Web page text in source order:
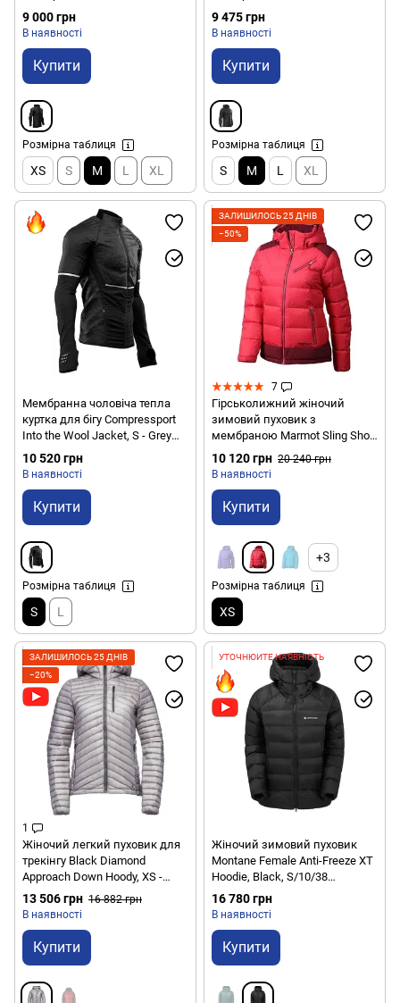
M (HWP-JKT-25/94992M)
9 000 грн
В наявності
Купити
Розмірна таблиця
XS S M L XL
M (CMS AM00009B.990-M)
9 475 грн
В наявності
Купити
Розмірна таблиця
S M L XL
Мембранна чоловіча тепла
куртка для бігу Compressport
Into the Wool Jacket, S - Grey
Melange (AU00018B 101 00S)
10 520 грн
В наявності
Купити
Розмірна таблиця
S L
ЗАЛИШИЛОСЬ 25 ДНІВ
−50%
7
Гірськолижний жіночий
зимовий пуховик з
мембраною Marmot Sling Shot
Jacket, XS - Summer Pink/Berry
Wine (MRT 76200.6566-XS)
10 120 грн 20 240 грн
В наявності
Купити
+3
Розмірна таблиця
XS
ЗАЛИШИЛОСЬ 25 ДНІВ
−20%
1
Жіночий легкий пуховик для
трекінгу Black Diamond
Approach Down Hoody, XS -
Purple Haze (BD 746002.5001-
XS)
13 506 грн 16 882 грн
В наявності
Купити
УТОЧНЮЙТЕ НАЯВНІСТЬ
Жіночий зимовий пуховик
Montane Female Anti-Freeze XT
Hoodie, Black, S/10/38
(5056601022793)
16 780 грн
В наявності
Купити